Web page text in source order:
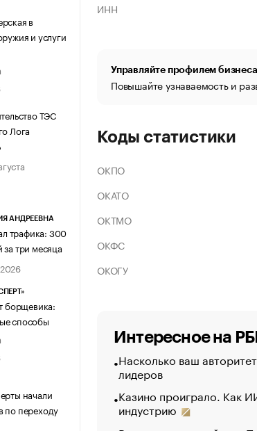
в
и услуги
ТЭС
Лога
АНДРЕЕВНА
трафика: 300
три месяца
борщевика:
способы
начали
по переходу
ИНН
Управляйте профилем
Повышайте узнаваемость и
Коды статистики
ОКПО
ОКАТО
ОКТМО
ОКФС
ОКОГУ
Интересное на
Насколько ваш
лидеров
Казино проиграло. Как
индустрию